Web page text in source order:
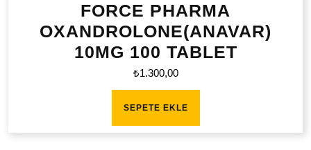
FORCE PHARMA
OXANDROLONE(ANAVAR)
10MG 100 TABLET
₺1.300,00
SEPETE EKLE